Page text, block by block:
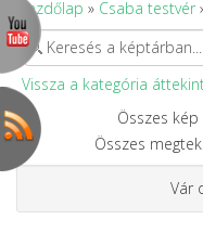
Kezdőlap » Csaba testvér
Vissza a kategória
Összes
Összes
Vár